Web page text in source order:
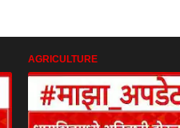
AGRICULTURE